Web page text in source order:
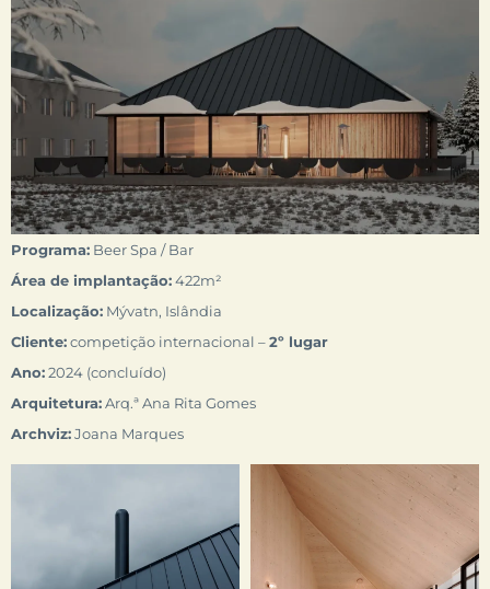
Programa: Beer Spa / Bar
Área de implantação:422m²
Localização: Mývatn, Islândia
Cliente:competição internacional –2º lugar
Ano:2024 (concluído)
Arquitetura:Arq.ª Ana Rita Gomes
Archviz:Joana Marques